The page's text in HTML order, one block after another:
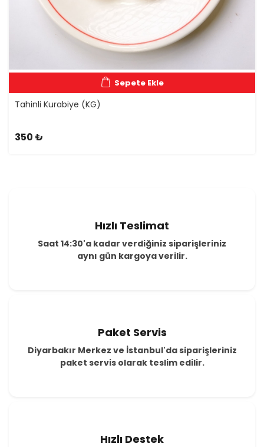
Sepete Ekle
Tahinli Kurabiye (KG)
350 ₺
Hızlı Teslimat
Saat 14:30'a kadar verdiğiniz siparişleriniz
aynı gün kargoya verilir.
Paket Servis
Diyarbakır Merkez ve İstanbul'da siparişleriniz
paket servis olarak teslim edilir.
Hızlı Destek